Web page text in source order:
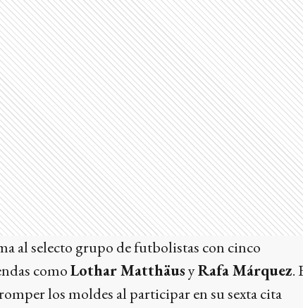
al selecto grupo de futbolistas con cinco
comoLothar MatthäusyRafa Márquez.
los moldes al participar en su sexta cita